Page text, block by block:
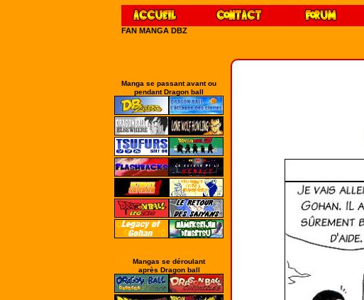
FAN MANGA DBZ
Manga se passant avant ou
pendant Dragon ball
Mangas se déroulant
après Dragon ball